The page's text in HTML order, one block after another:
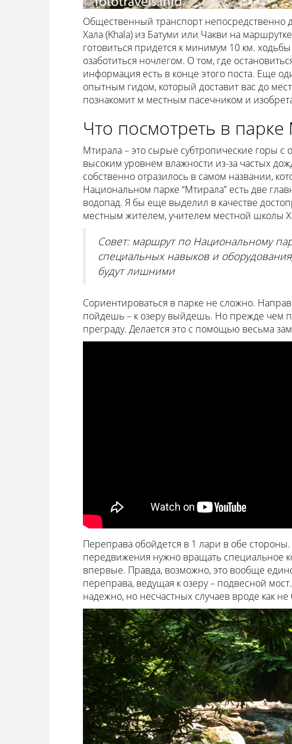
Общественный транспорт непосредственно
Хала (Khala) из Батуми или Чакви на
готовиться придется к минимум 10 км.
озаботиться ночлегом. О том, где
информация есть в конце этого поста. Еще
опытным гидом, который доставит вас до
познакомит м местным пасечником и
Что посмотреть в
Мтирала – это сырые субтропические горы с
высоким уровнем влажности из-за частых
собственно отразилось в самом названии,
Национальном парке “Мтирала” есть две
водопад. Я бы еще выделил в качестве
местным жителем, учителем местной школы
Совет: маршрут по Национальному
специальных навыков и
будут лишними
Сориентироваться в парке не сложно.
пойдешь – к озеру выйдешь. Но прежде чем
преграду. Делается это с помощью весьма
Переправа обойдется в 1 лари в обе стороны.
передвижения нужно вращать специальное
впервые. Правда, возможно, это вообще
переправа, ведущая к озеру – подвесной
надежно, но несчастных случаев вроде как